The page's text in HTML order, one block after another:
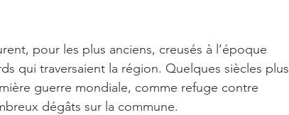
pour les plus anciens, creusés à l’époque
qui traversaient la région. Quelques siècles plus
guerre mondiale, comme refuge contre
dégâts sur la commune.